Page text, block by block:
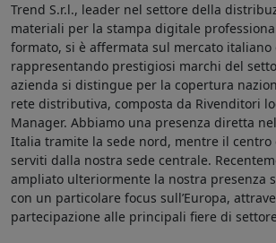
Trend S.r.l., leader nel settore della
materiali per la stampa digitale
formato, si è affermata sul mercato italiano
rappresentando prestigiosi marchi del
azienda si distingue per la copertura
rete distributiva, composta da Rivenditori
Manager. Abbiamo una presenza diretta
Italia tramite la sede nord, mentre il centro
serviti dalla nostra sede centrale.
ampliato ulteriormente la nostra presenza
con un particolare focus sull’Europa,
partecipazione alle principali fiere di